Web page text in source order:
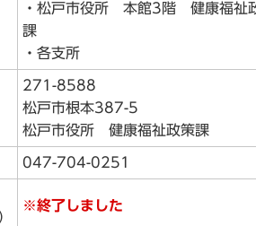
・松戸市役所 本館3階 健康福祉
課
・各支所
271-8588
松戸市根本387-5
松戸市役所 健康福祉政策課
047-704-0251
※終了しました